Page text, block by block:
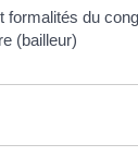
formalités du
(bailleur)